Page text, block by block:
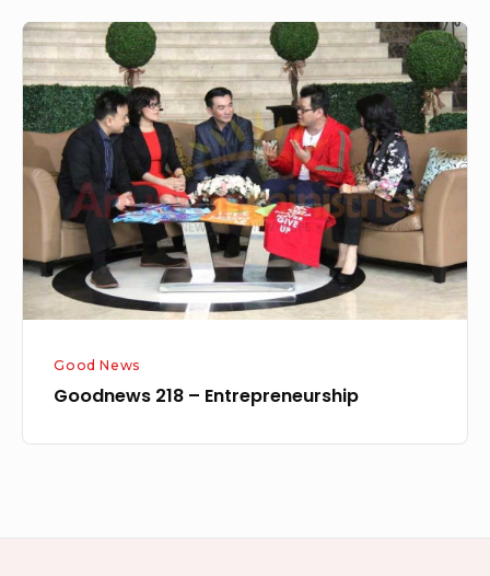
Goodnews
218
–
Entrepreneurship
Good News
Goodnews 218 – Entrepreneurship